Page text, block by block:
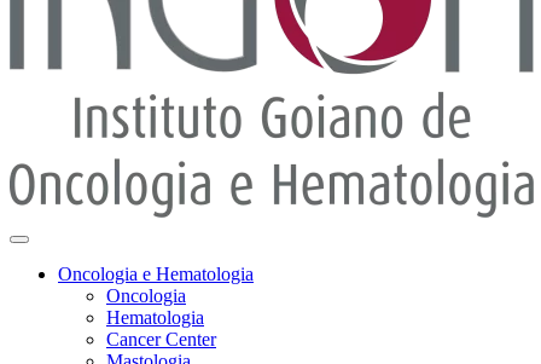
Oncologia e Hematologia
Oncologia
Hematologia
Cancer Center